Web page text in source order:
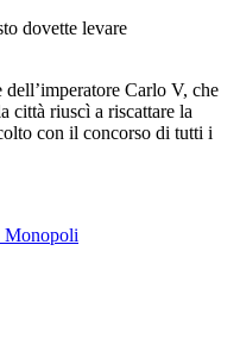
dovette levare
Carlo V, che
città riuscì a riscattare la
con il concorso di tutti i